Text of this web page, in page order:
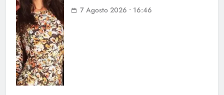
7 Agosto 2026 • 16:46